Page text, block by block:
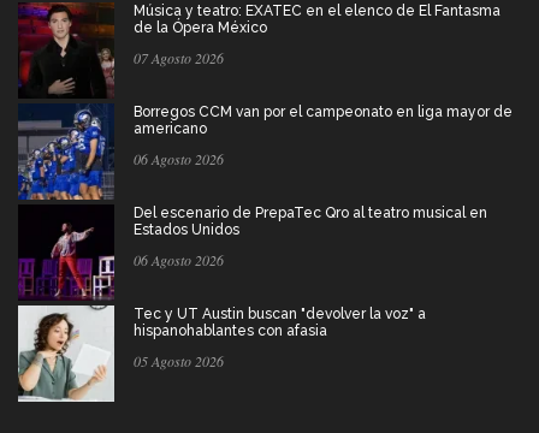
Música y teatro: EXATEC en el elenco de El Fantasma
de la Ópera México
07 Agosto 2026
Borregos CCM van por el campeonato en liga mayor de
americano
06 Agosto 2026
Del escenario de PrepaTec Qro al teatro musical en
Estados Unidos
06 Agosto 2026
Tec y UT Austin buscan "devolver la voz" a
hispanohablantes con afasia
05 Agosto 2026